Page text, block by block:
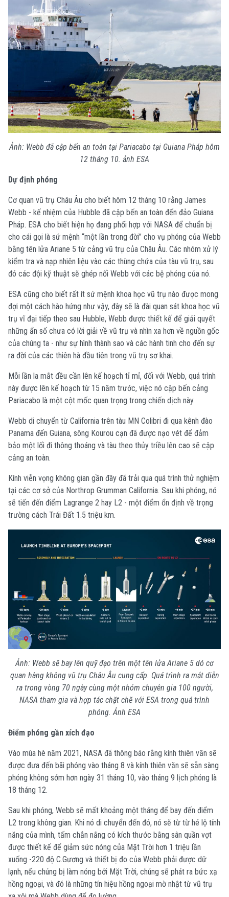
Ảnh: Webb đã cập bến an toàn tại Pariacabo tại Guiana Pháp hôm
12 tháng 10. ảnh ESA
Dự định phóng
Cơ quan vũ trụ Châu Âu cho biết hôm 12 tháng 10 rằng James
Webb - kế nhiệm của Hubble đã cập bến an toàn đến đảo Guiana
Pháp. ESA cho biết hiện họ đang phối hợp với NASA để chuẩn bị
cho cái gọi là sứ mệnh “một lần trong đời” cho vụ phóng của Webb
bằng tên lửa Ariane 5 từ cảng vũ trụ của Châu Âu. Các nhóm xử lý
kiểm tra và nạp nhiên liệu vào các thùng chứa của tàu vũ trụ, sau
đó các đội kỹ thuật sẽ ghép nối Webb với các bệ phóng của nó.
ESA cũng cho biết rất ít sứ mệnh khoa học vũ trụ nào được mong
đợi một cách hào hứng như vậy, đây sẽ là đài quan sát khoa học vũ
trụ vĩ đại tiếp theo sau Hubble, Webb được thiết kế để giải quyết
những ẩn số chưa có lời giải về vũ trụ và nhìn xa hơn về nguồn gốc
của chúng ta - như sự hình thành sao và các hành tinh cho đến sự
ra đời của các thiên hà đầu tiên trong vũ trụ sơ khai.
Mỗi lần la mắt đều cần lên kế hoạch tỉ mỉ, đối với Webb, quá trình
này được lên kế hoạch từ 15 năm trước, việc nó cập bến cảng
Pariacabo là một cột mốc quan trọng trong chiến dịch này.
Webb di chuyển từ California trên tàu MN Colibri đi qua kênh đào
Panama đến Guiana, sông Kourou cạn đã được nạo vét để đảm
bảo một lối đi thông thoáng và tàu theo thủy triều lên cao sẽ cập
cảng an toàn.
Kính viễn vọng không gian gần đây đã trải qua quá trình thử nghiệm
tại các cơ sở của Northrop Grumman California. Sau khi phóng, nó
sẽ tiến đến điểm Lagrange 2 hay L2 - một điểm ổn định về trọng
trường cách Trái Đất 1.5 triệu km.
Ảnh: Webb sẽ bay lên quỹ đạo trên một tên lửa Ariane 5 dó cơ
quan hàng không vũ trụ Châu Âu cung cấp. Quá trình ra mắt diễn
ra trong vòng 70 ngày cùng một nhóm chuyên gia 100 người,
NASA tham gia và hợp tác chặt chẽ với ESA trong quá trình
phóng. Ảnh ESA
Điểm phóng gần xích đạo
Vào mùa hè năm 2021, NASA đã thông báo rằng kính thiên văn sẽ
được đưa đến bãi phóng vào tháng 8 và kính thiên văn sẽ sẵn sàng
phóng không sớm hơn ngày 31 tháng 10, vào tháng 9 lịch phóng là
18 tháng 12.
Sau khi phóng, Webb sẽ mất khoảng một tháng để bay đến điểm
L2 trong không gian. Khi nó di chuyển đến đó, nó sẽ từ từ hé lộ tính
năng của mình, tấm chắn nắng có kích thước bằng sân quần vợt
được thiết kế để giảm sức nóng của Mặt Trời hơn 1 triệu lần
xuống -220 độ C.Gương và thiết bị đo của Webb phải được dữ
lạnh, nếu chúng bị làm nóng bởi Mặt Trời, chúng sẽ phát ra bức xạ
hồng ngoại, và đó là những tín hiệu hồng ngoại mờ nhật từ vũ trụ